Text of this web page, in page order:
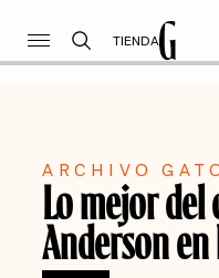
TIENDA
ARCHIVO
Lo mejor del
Anderson en